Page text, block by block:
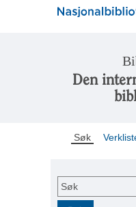
Den
Søk
Søk